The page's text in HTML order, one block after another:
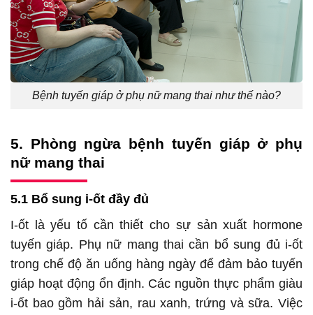
Bệnh tuyến giáp ở phụ nữ mang thai như thế nào?
5. Phòng ngừa bệnh tuyến giáp ở phụ
nữ mang thai
5.1 Bổ sung i-ốt đầy đủ
I-ốt là yếu tố cần thiết cho sự sản xuất hormone
tuyến giáp. Phụ nữ mang thai cần bổ sung đủ i-ốt
trong chế độ ăn uống hàng ngày để đảm bảo tuyến
giáp hoạt động ổn định. Các nguồn thực phẩm giàu
i-ốt bao gồm hải sản, rau xanh, trứng và sữa. Việc